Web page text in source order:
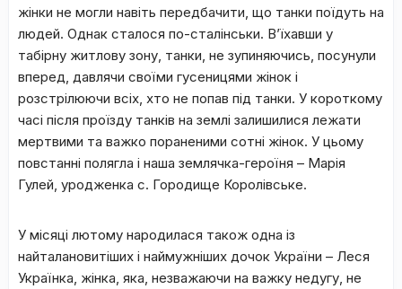
жінки не могли навіть передбачити, що танки поїдуть на
людей. Однак сталося по-сталінськи. В’їхавши у
табірну житлову зону, танки, не зупиняючись, посунули
вперед, давлячи своїми гусеницями жінок і
розстрілюючи всіх, хто не попав під танки. У короткому
часі після проїзду танків на землі залишилися лежати
мертвими та важко пораненими сотні жінок. У цьому
повстанні полягла і наша землячка-героїня – Марія
Гулей, уродженка с. Городище Королівське.
У місяці лютому народилася також одна із
найталановитіших і наймужніших дочок України – Леся
Українка, жінка, яка, незважаючи на важку недугу, не